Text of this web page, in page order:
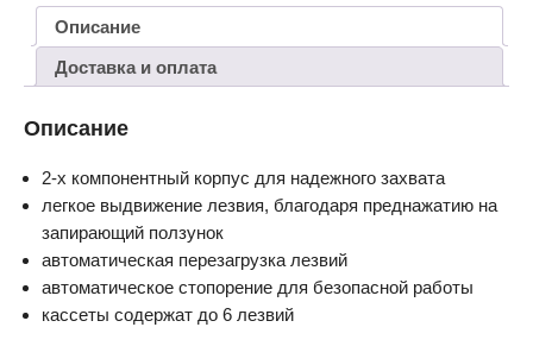
Описание
Доставка и оплата
Описание
2-х компонентный корпус для надежного захвата
легкое выдвижение лезвия, благодаря преднажатию на
запирающий ползунок
автоматическая перезагрузка лезвий
автоматическое стопорение для безопасной работы
кассеты содержат до 6 лезвий